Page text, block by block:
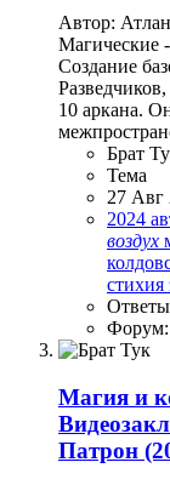
Автор:
Магические
Создание
10 аркана.
Брат
Тема
27 Авг
2024
воздух
стихия
Форум:
Магия и
Патрон